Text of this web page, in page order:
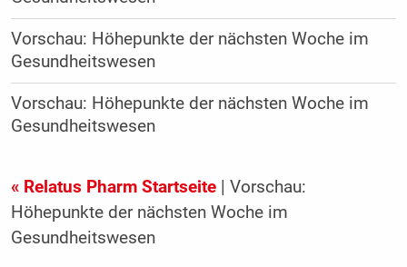
Vorschau: Höhepunkte der nächsten Woche im
Gesundheitswesen
Vorschau: Höhepunkte der nächsten Woche im
Gesundheitswesen
« Relatus Pharm Startseite| Vorschau:
Höhepunkte der nächsten Woche im
Gesundheitswesen